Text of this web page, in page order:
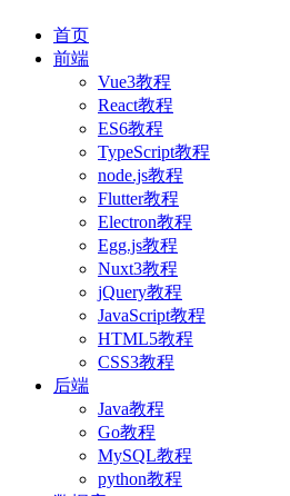
首页
前端
Vue3教程
React教程
ES6教程
TypeScript教程
node.js教程
Flutter教程
Electron教程
Egg.js教程
Nuxt3教程
jQuery教程
JavaScript教程
HTML5教程
CSS3教程
后端
Java教程
Go教程
MySQL教程
python教程